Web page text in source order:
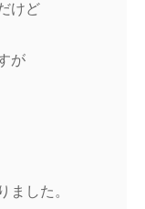
けど
が
ました。